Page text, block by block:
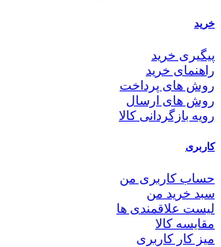
خرید
پیگیری خرید
راهنمای خرید
روش های پرداخت
روش های ارسال
رویه بازگردانی کالا
کاربری
حساب کاربری من
سبد خرید من
لیست علاقمندی ها
مقایسه کالا
میز کار کاربری